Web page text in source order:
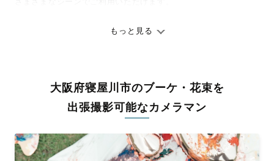
ありのままの空気感を大切に、何十年経っても見返したくなるよ
料金は全国どこでも一律。わかりやすく安心の価格設定です。オ
リジナルの研修と厳正な審査に合格し、撮影技術やホスピタリテ
ィを身につけたプロのカメラマンが全国47都道府県に在籍してい
験をお届けします。
もっと見る
大阪府寝屋川市のブーケ・花束を
出張撮影可能なカメラマン